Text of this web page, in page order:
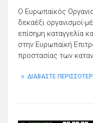
Ο Ευρωπαϊκός
δεκαέξι
επίσημη καταγγελία
στην Ευρωπαϊκή
προστασίας των
ΔΙΑΒΑΣΤΕ